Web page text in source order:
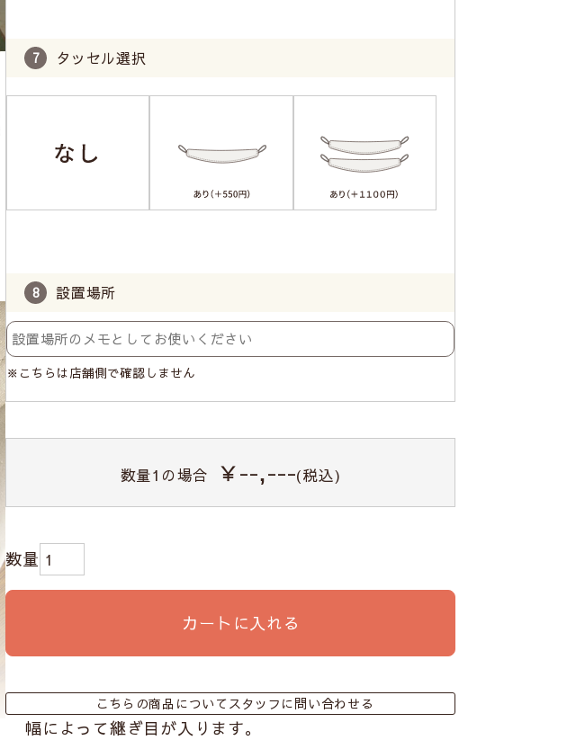
タッセル選択
設置場所
※こちらは店舗側で確認しません
数量1 の場合 ￥--,---(税込)
カートに入れる
こちらの商品についてスタッフに問い合わせる
幅によって継ぎ目が入ります。